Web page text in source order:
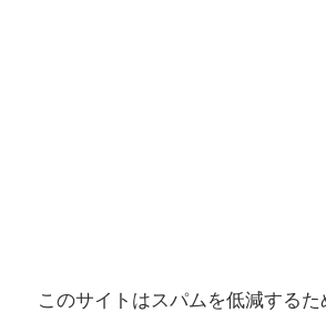
このサイトはスパムを低減する